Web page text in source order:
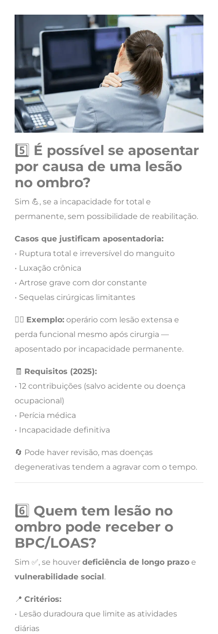
5️⃣ É possível se aposentar
por causa de uma lesão
no ombro?
Sim 💪, se a incapacidade for total e
permanente, sem possibilidade de reabilitação.
Casos que justificam aposentadoria:
• Ruptura total e irreversível do manguito
• Luxação crônica
• Artrose grave com dor constante
• Sequelas cirúrgicas limitantes
👷‍♂️ Exemplo: operário com lesão extensa e
perda funcional mesmo após cirurgia —
aposentado por incapacidade permanente.
🧾 Requisitos (2025):
• 12 contribuições (salvo acidente ou doença
ocupacional)
• Perícia médica
• Incapacidade definitiva
🔄 Pode haver revisão, mas doenças
degenerativas tendem a agravar com o tempo.
6️⃣ Quem tem lesão no
ombro pode receber o
BPC/LOAS?
Sim ✅, se houver deficiência de longo prazo e
vulnerabilidade social.
📍 Critérios:
• Lesão duradoura que limite as atividades
diárias